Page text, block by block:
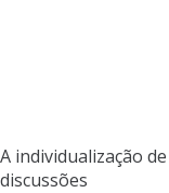
A individualização
discussões